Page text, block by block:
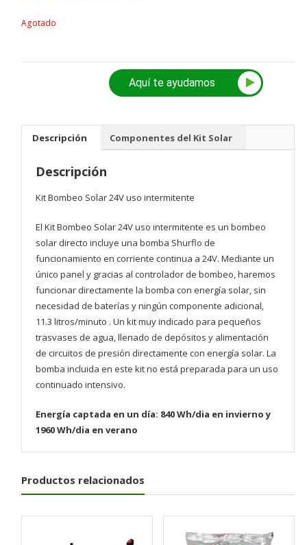
Agotado
Aquí te ayudamos
Descripción Componentes del Kit Solar
Descripción
Kit Bombeo Solar 24V uso intermitente
El Kit Bombeo Solar 24V uso intermitente es un bombeo
solar directo incluye una bomba Shurflo de
funcionamiento en corriente continua a 24V. Mediante un
único panel y gracias al controlador de bombeo, haremos
funcionar directamente la bomba con energía solar, sin
necesidad de baterías y ningún componente adicional,
11.3 litros/minuto . Un kit muy indicado para pequeños
trasvases de agua, llenado de depósitos y alimentación
de circuitos de presión directamente con energía solar. La
bomba incluida en este kit no está preparada para un uso
continuado intensivo.
Energía captada en un día: 840 Wh/dia en invierno y
1960 Wh/dia en verano
Productos relacionados